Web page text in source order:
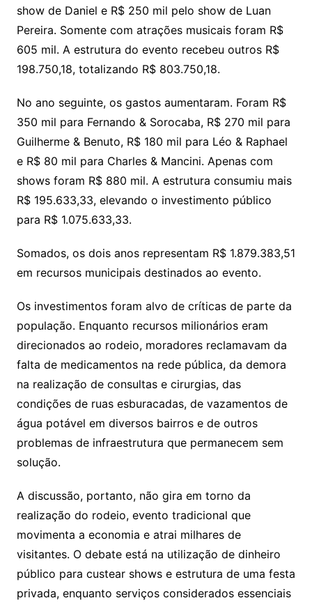
show de Daniel e R$ 250 mil pelo show de Luan
Pereira. Somente com atrações musicais foram R$
605 mil. A estrutura do evento recebeu outros R$
198.750,18, totalizando R$ 803.750,18.
No ano seguinte, os gastos aumentaram. Foram R$
350 mil para Fernando & Sorocaba, R$ 270 mil para
Guilherme & Benuto, R$ 180 mil para Léo & Raphael
e R$ 80 mil para Charles & Mancini. Apenas com
shows foram R$ 880 mil. A estrutura consumiu mais
R$ 195.633,33, elevando o investimento público
para R$ 1.075.633,33.
Somados, os dois anos representam R$ 1.879.383,51
em recursos municipais destinados ao evento.
Os investimentos foram alvo de críticas de parte da
população. Enquanto recursos milionários eram
direcionados ao rodeio, moradores reclamavam da
falta de medicamentos na rede pública, da demora
na realização de consultas e cirurgias, das
condições de ruas esburacadas, de vazamentos de
água potável em diversos bairros e de outros
problemas de infraestrutura que permanecem sem
solução.
A discussão, portanto, não gira em torno da
realização do rodeio, evento tradicional que
movimenta a economia e atrai milhares de
visitantes. O debate está na utilização de dinheiro
público para custear shows e estrutura de uma festa
privada, enquanto serviços considerados essenciais